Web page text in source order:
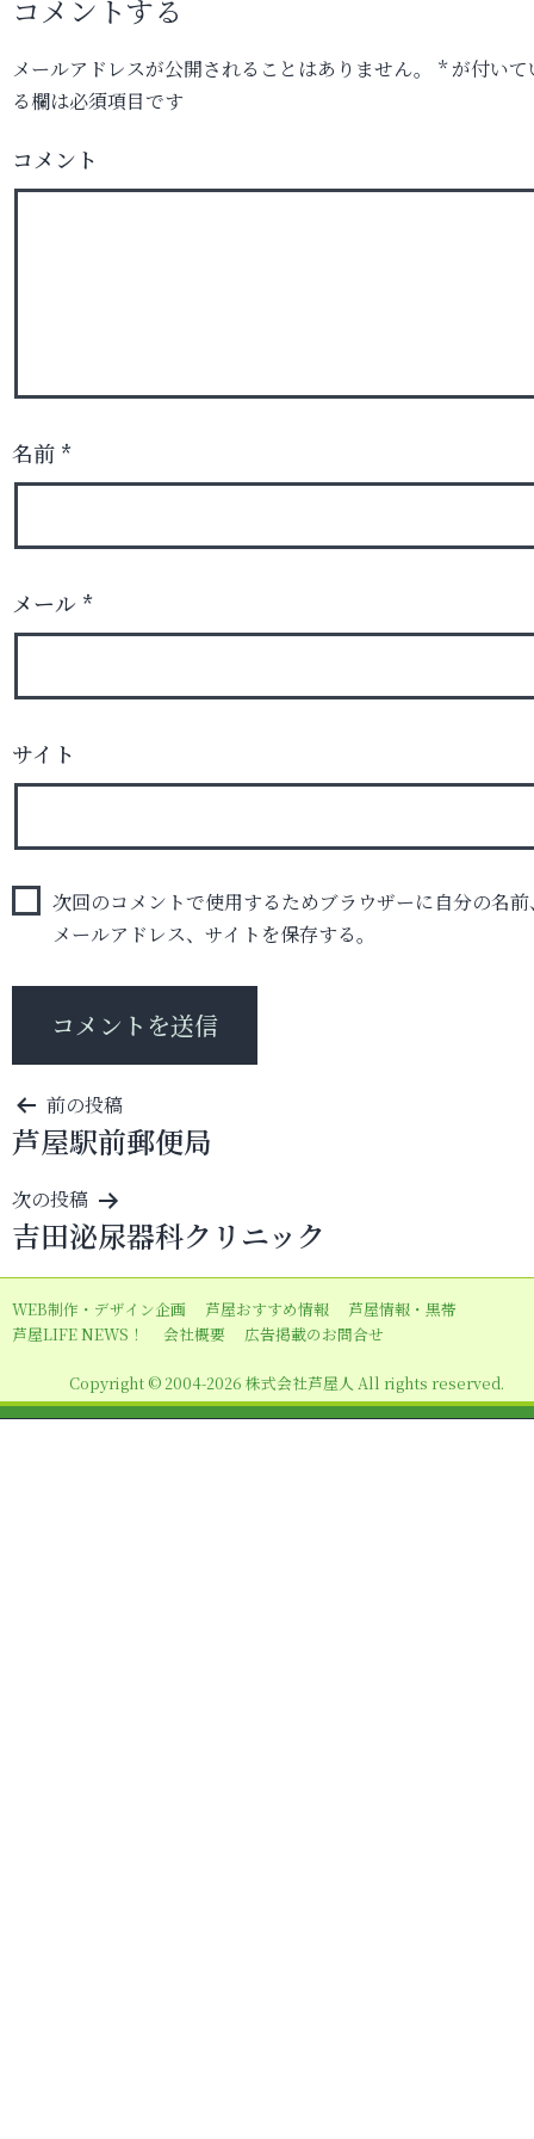
コメントする
メールアドレスが公開されることはありません。 *が付いて
る欄は必須項目です
コメント
名前 *
メール *
サイト
次回のコメントで使用するためブラウザーに自分の名前
メールアドレス、サイトを保存する。
投
稿
ナ
ビ
ゲ
ー
シ
ン
前の投稿
芦屋駅前郵便局
次の投稿
吉田泌尿器科クリニック
WEB制作・デザイン企画 芦屋おすすめ情報
芦屋情報・黒帯
芦屋LIFE NEWS！
会社概要 広告掲載のお問合せ
Copyright © 2004-2026 株式会社芦屋人 All rights reserved.